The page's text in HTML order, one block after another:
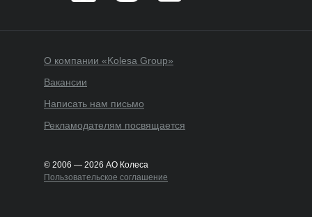
О компании «Kolesa Group»
Вакансии
Написать нам письмо
Рекламодателям посвящается
© 2006 — 2026 АО Колеса
Пользовательское соглашение